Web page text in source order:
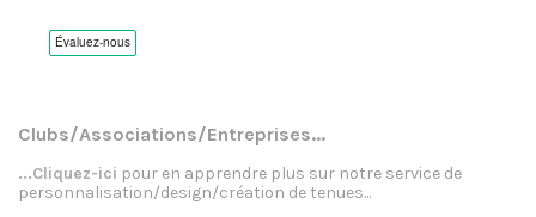
Clubs/Associations/Entreprises...
...Cliquez-ici pour en apprendre plus sur notre service de
personnalisation/design/création de tenues...